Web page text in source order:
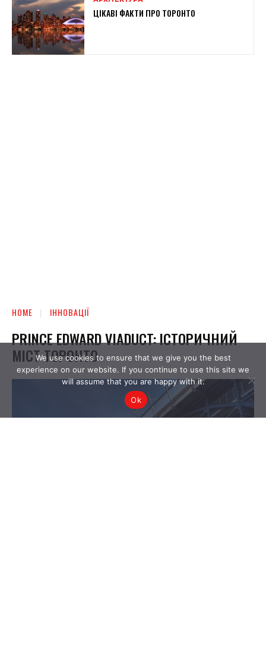
ЦІКАВІ ФАКТИ ПРО ТОРОНТО
We use cookies to ensure that we give you the best
experience on our website. If you continue to use this site we
will assume that you are happy with it.
Ok